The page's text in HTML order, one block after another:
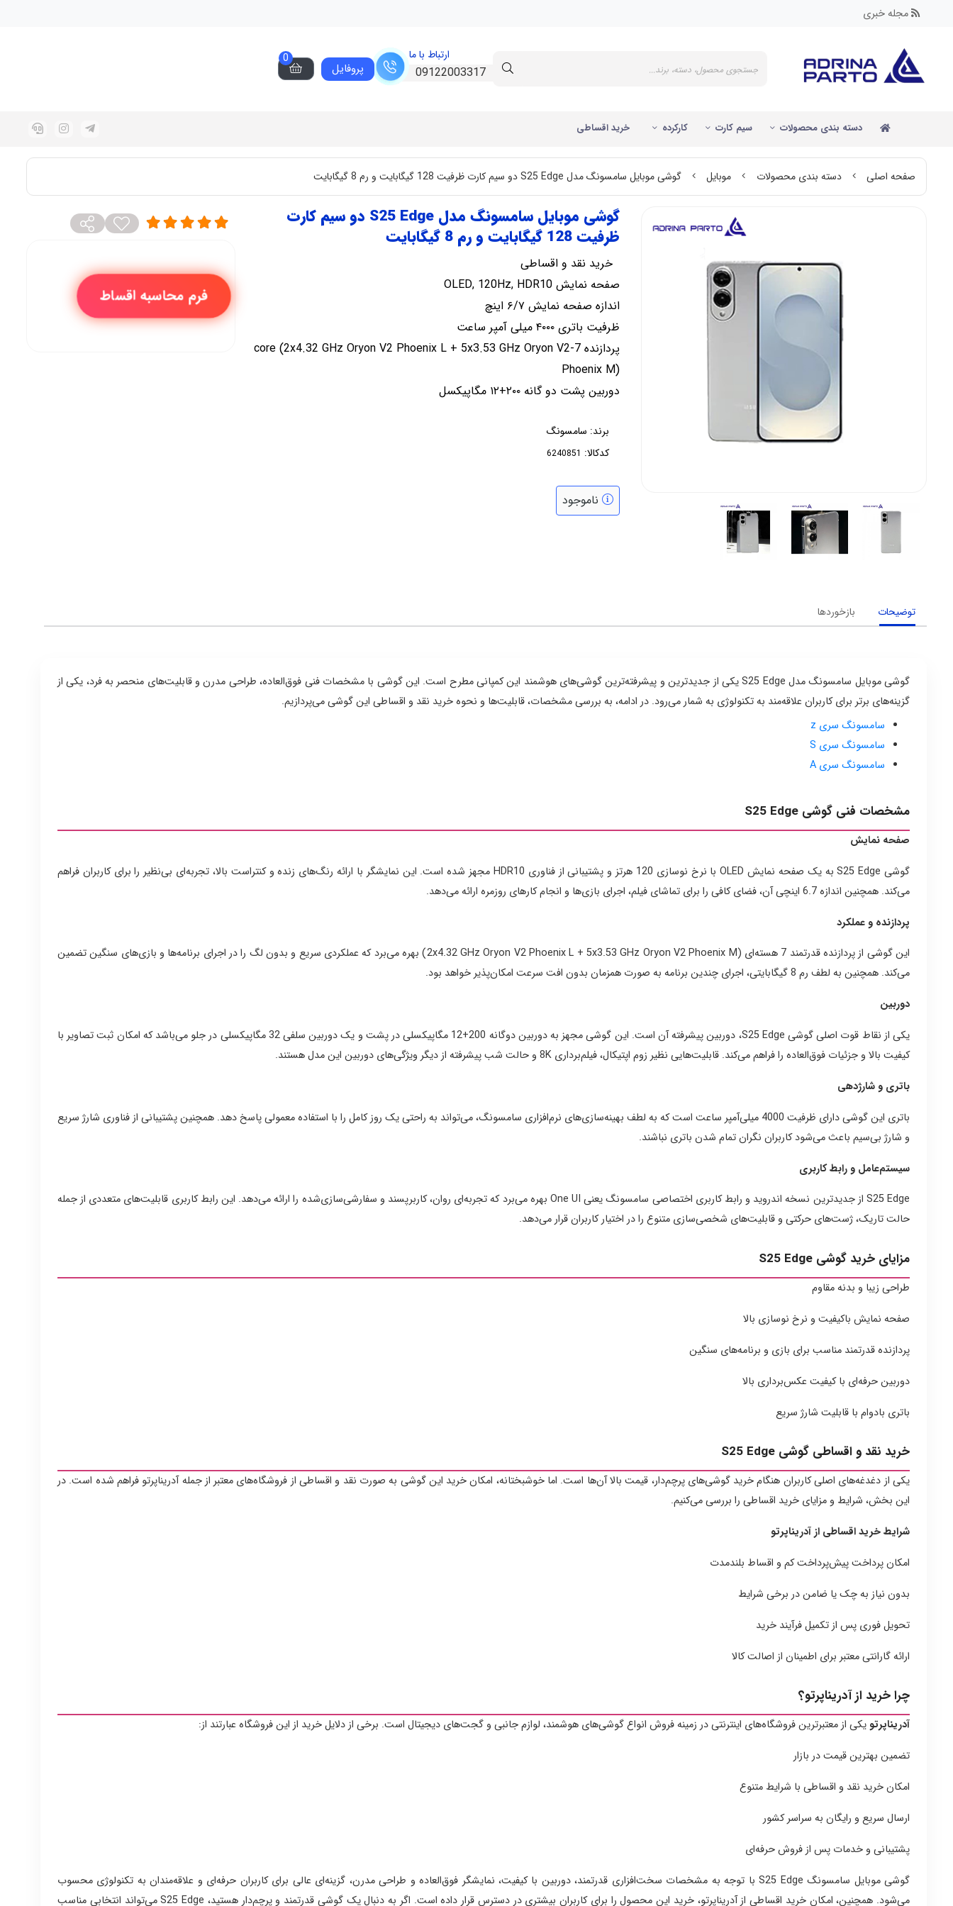
مجله خبری
ارتباط با ما
09122003317 پروفایل
0
دسته بندی محصولات سیم کارت کارکرده خرید اقساطی
صفحه اصلی دسته بندی محصولات موبایل گوشی موبایل سامسونگ مدل S25 Edge دو سیم کارت ظرفیت 128 گیگابایت و رم 8 گیگابایت
گوشی موبایل سامسونگ مدل S25 Edge دو سیم کارت
ظرفیت 128 گیگابایت و رم 8 گیگابایت
خرید نقد و اقساطی
صفحه نمایش OLED, 120Hz, HDR10
اندازه صفحه نمایش ۶/۷ اینچ
ظرفیت باتری ۴۰۰۰ میلی آمپر ساعت
پردازنده 7-core (2x4.32 GHz Oryon V2 Phoenix L + 5x3.53 GHz Oryon V2
Phoenix M)
دوربین پشت دو گانه ۲۰۰+۱۲ مگاپیکسل
برند: سامسونگ
کدکالا:
ناموجود
فرم محاسبه اقساط
توضیحات بازخوردها
گوشی موبایل سامسونگ مدل S25 Edge یکی از جدیدترین و پیشرفته‌ترین گوشی‌های هوشمند این کمپانی مطرح است. این گوشی با مشخصات فنی فوق‌العاده، طراحی مدرن و قابلیت‌های منحصر به فرد، یکی از
گزینه‌های برتر برای کاربران علاقه‌مند به تکنولوژی به شمار می‌رود. در ادامه، به بررسی مشخصات، قابلیت‌ها و نحوه خرید نقد و اقساطی این گوشی می‌پردازیم.
سامسونگ سری z
سامسونگ سری S
سامسونگ سری A
مشخصات فنی گوشی S25 Edge
صفحه نمایش
گوشی S25 Edge به یک صفحه نمایش OLED با نرخ نوسازی 120 هرتز و پشتیبانی از فناوری HDR10 مجهز شده است. این نمایشگر با ارائه رنگ‌های زنده و کنتراست بالا، تجربه‌ای بی‌نظیر را برای کاربران فراهم
می‌کند. همچنین اندازه 6.7 اینچی آن، فضای کافی را برای تماشای فیلم، اجرای بازی‌ها و انجام کارهای روزمره ارائه می‌دهد.
پردازنده و عملکرد
این گوشی از پردازنده قدرتمند 7 هسته‌ای (2x4.32 GHz Oryon V2 Phoenix L + 5x3.53 GHz Oryon V2 Phoenix M) بهره می‌برد که عملکردی سریع و بدون لگ را در اجرای برنامه‌ها و بازی‌های سنگین تضمین
می‌کند. همچنین به لطف رم 8 گیگابایتی، اجرای چندین برنامه به صورت همزمان بدون افت سرعت امکان‌پذیر خواهد بود.
دوربین
یکی از نقاط قوت اصلی گوشی S25 Edge، دوربین پیشرفته آن است. این گوشی مجهز به دوربین دوگانه 200+12 مگاپیکسلی در پشت و یک دوربین سلفی 32 مگاپیکسلی در جلو می‌باشد که امکان ثبت تصاویر با
کیفیت بالا و جزئیات فوق‌العاده را فراهم می‌کند. قابلیت‌هایی نظیر زوم اپتیکال، فیلم‌برداری 8K و حالت شب پیشرفته از دیگر ویژگی‌های دوربین این مدل هستند.
باتری و شارژدهی
باتری این گوشی دارای ظرفیت 4000 میلی‌آمپر ساعت است که به لطف بهینه‌سازی‌های نرم‌افزاری سامسونگ، می‌تواند به راحتی یک روز کامل را با استفاده معمولی پاسخ دهد. همچنین پشتیبانی از فناوری شارژ سریع
و شارژ بی‌سیم باعث می‌شود کاربران نگران تمام شدن باتری نباشند.
سیستم‌عامل و رابط کاربری
S25 Edge از جدیدترین نسخه اندروید و رابط کاربری اختصاصی سامسونگ یعنی One UI بهره می‌برد که تجربه‌ای روان، کاربرپسند و سفارشی‌سازی‌شده را ارائه می‌دهد. این رابط کاربری قابلیت‌های متعددی از جمله
حالت تاریک، ژست‌های حرکتی و قابلیت‌های شخصی‌سازی متنوع را در اختیار کاربران قرار می‌دهد.
مزایای خرید گوشی S25 Edge
طراحی زیبا و بدنه مقاوم
صفحه نمایش باکیفیت و نرخ نوسازی بالا
پردازنده قدرتمند مناسب برای بازی و برنامه‌های سنگین
دوربین حرفه‌ای با کیفیت عکس‌برداری بالا
باتری بادوام با قابلیت شارژ سریع
خرید نقد و اقساطی گوشی S25 Edge
یکی از دغدغه‌های اصلی کاربران هنگام خرید گوشی‌های پرچم‌دار، قیمت بالا آن‌ها است. اما خوشبختانه، امکان خرید این گوشی به صورت نقد و اقساطی از فروشگاه‌های معتبر از جمله آدریناپرتو فراهم شده است. در
این بخش، شرایط و مزایای خرید اقساطی را بررسی می‌کنیم.
شرایط خرید اقساطی از آدریناپرتو
امکان پرداخت پیش‌پرداخت کم و اقساط بلندمدت
بدون نیاز به چک یا ضامن در برخی شرایط
تحویل فوری پس از تکمیل فرآیند خرید
ارائه گارانتی معتبر برای اطمینان از اصالت کالا
چرا خرید از آدریناپرتو؟
آدریناپرتویکی از معتبرترین فروشگاه‌های اینترنتی در زمینه فروش انواع گوشی‌های هوشمند، لوازم جانبی و گجت‌های دیجیتال است. برخی از دلایل خرید از این فروشگاه عبارتند از:
تضمین بهترین قیمت در بازار
امکان خرید نقد و اقساطی با شرایط متنوع
ارسال سریع و رایگان به سراسر کشور
پشتیبانی و خدمات پس از فروش حرفه‌ای
گوشی موبایل سامسونگ S25 Edge با توجه به مشخصات سخت‌افزاری قدرتمند، دوربین با کیفیت، نمایشگر فوق‌العاده و طراحی مدرن، گزینه‌ای عالی برای کاربران حرفه‌ای و علاقه‌مندان به تکنولوژی محسوب
می‌شود. همچنین، امکان خرید اقساطی از آدریناپرتو، خرید این محصول را برای کاربران بیشتری در دسترس قرار داده است. اگر به دنبال یک گوشی قدرتمند و پرچم‌دار هستید، S25 Edge می‌تواند انتخابی مناسب